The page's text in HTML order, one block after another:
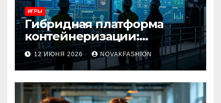
ИГРЫ
Гибридная платформа
контейнеризации:
архитектура, особенности
и сценарии использования
12 ИЮНЯ 2026 NOVAKFASHION